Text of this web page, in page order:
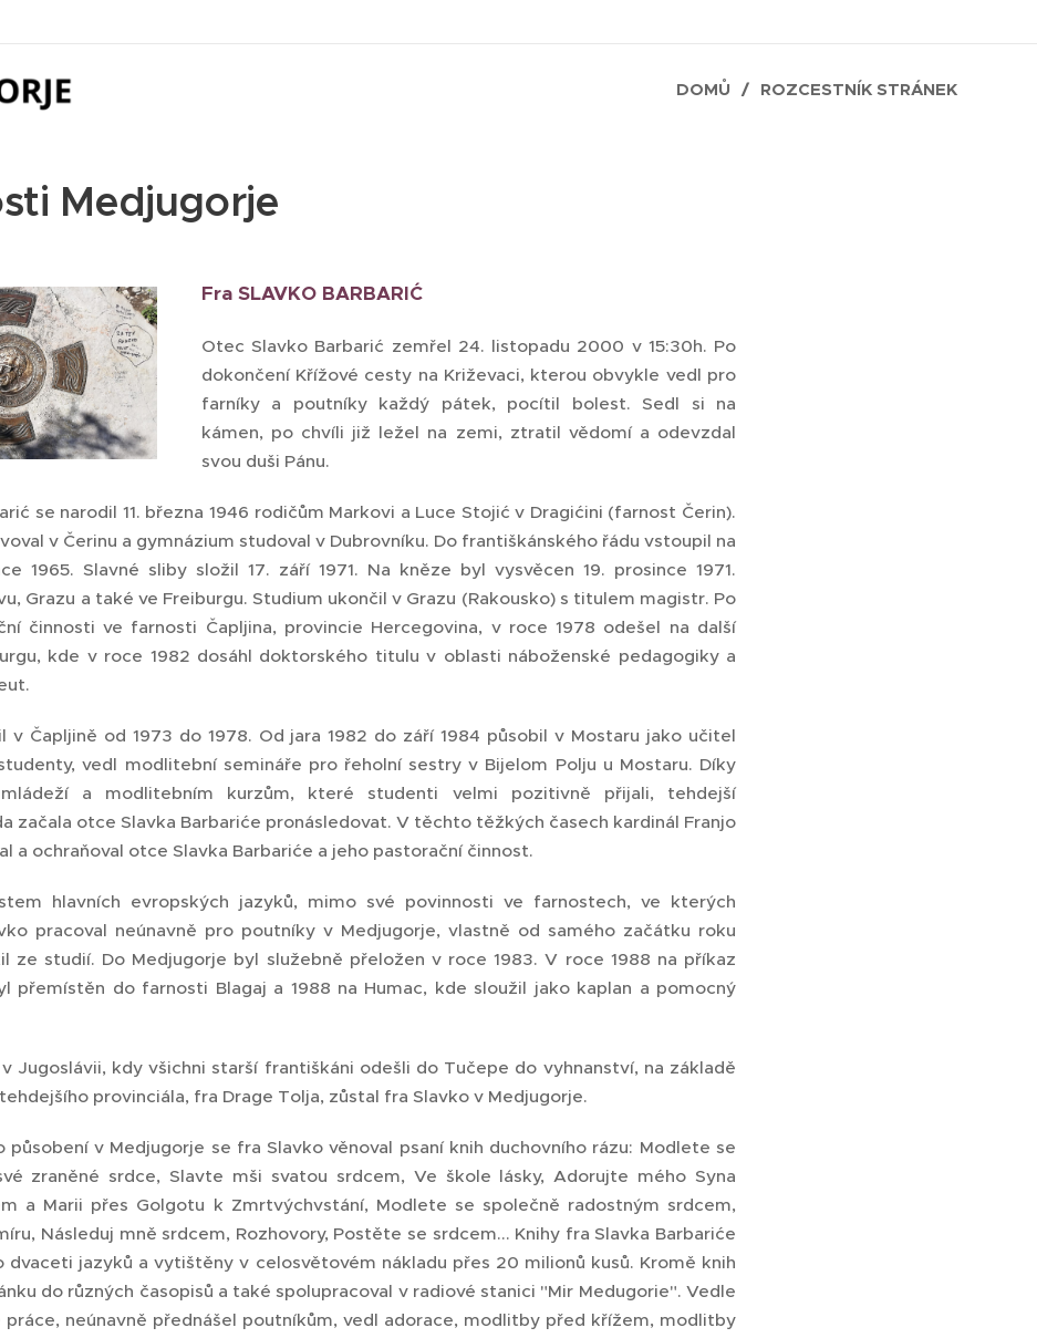
DOMŮ ROZCESTNÍK STRÁNEK
Medjugorje
Fra SLAVKO BARBARIĆ
Otec Slavko Barbarić zemřel 24. listopadu 2000 v 15:30h. Po
dokončení Křížové cesty na Križevaci, kterou obvykle vedl pro
farníky a poutníky každý pátek, pocítil bolest. Sedl si na
kámen, po chvíli již ležel na zemi, ztratil vědomí a odevzdal
svou duši Pánu.
se narodil 11. března 1946 rodičům Markovi a Luce Stojić v Dragićini (farnost Čerin).
v Čerinu a gymnázium studoval v Dubrovníku. Do františkánského řádu vstoupil na
1965. Slavné sliby složil 17. září 1971. Na kněze byl vysvěcen 19. prosince 1971.
Grazu a také ve Freiburgu. Studium ukončil v Grazu (Rakousko) s titulem magistr. Po
činnosti ve farnosti Čapljina, provincie Hercegovina, v roce 1978 odešel na další
kde v roce 1982 dosáhl doktorského titulu v oblasti náboženské pedagogiky a
v Čapljině od 1973 do 1978. Od jara 1982 do září 1984 působil v Mostaru jako učitel
vedl modlitební semináře pro řeholní sestry v Bijelom Polju u Mostaru. Díky
a modlitebním kurzům, které studenti velmi pozitivně přijali, tehdejší
začala otce Slavka Barbariće pronásledovat. V těchto těžkých časech kardinál Franjo
a ochraňoval otce Slavka Barbariće a jeho pastorační činnost.
hlavních evropských jazyků, mimo své povinnosti ve farnostech, ve kterých
pracoval neúnavně pro poutníky v Medjugorje, vlastně od samého začátku roku
ze studií. Do Medjugorje byl služebně přeložen v roce 1983. V roce 1988 na příkaz
přemístěn do farnosti Blagaj a 1988 na Humac, kde sloužil jako kaplan a pomocný
Jugoslávii, kdy všichni starší františkáni odešli do Tučepe do vyhnanství, na základě
provinciála, fra Drage Tolja, zůstal fra Slavko v Medjugorje.
působení v Medjugorje se fra Slavko věnoval psaní knih duchovního rázu: Modlete se
zraněné srdce, Slavte mši svatou srdcem, Ve škole lásky, Adorujte mého Syna
a Marii přes Golgotu k Zmrtvýchvstání, Modlete se společně radostným srdcem,
Následuj mně srdcem, Rozhovory, Postěte se srdcem... Knihy fra Slavka Barbariće
dvaceti jazyků a vytištěny v celosvětovém nákladu přes 20 milionů kusů. Kromě knih
do různých časopisů a také spolupracoval v radiové stanici "Mir Medugorie". Vedle
práce, neúnavně přednášel poutníkům, vedl adorace, modlitby před křížem, modlitby